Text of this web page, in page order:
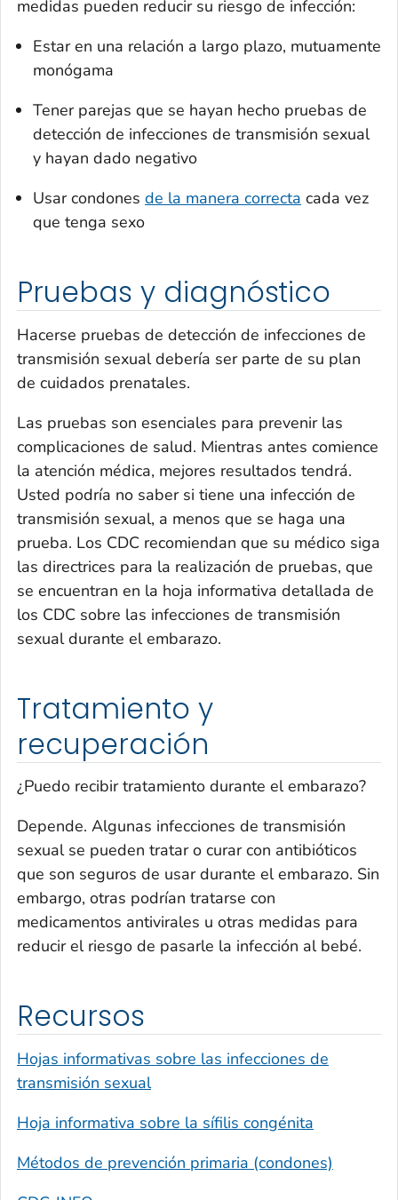
medidas pueden reducir su riesgo de infección:
Estar en una relación a largo plazo, mutuamente
monógama
Tener parejas que se hayan hecho pruebas de
detección de infecciones de transmisión sexual
y hayan dado negativo
Usar condones de la manera correcta cada vez
que tenga sexo
Pruebas y diagnóstico
Hacerse pruebas de detección de infecciones de
transmisión sexual debería ser parte de su plan
de cuidados prenatales.
Las pruebas son esenciales para prevenir las
complicaciones de salud. Mientras antes comience
la atención médica, mejores resultados tendrá.
Usted podría no saber si tiene una infección de
transmisión sexual, a menos que se haga una
prueba. Los CDC recomiendan que su médico siga
las directrices para la realización de pruebas, que
se encuentran en la hoja informativa detallada de
los CDC sobre las infecciones de transmisión
sexual durante el embarazo.
Tratamiento y
recuperación
¿Puedo recibir tratamiento durante el embarazo?
Depende. Algunas infecciones de transmisión
sexual se pueden tratar o curar con antibióticos
que son seguros de usar durante el embarazo. Sin
embargo, otras podrían tratarse con
medicamentos antivirales u otras medidas para
reducir el riesgo de pasarle la infección al bebé.
Recursos
Hojas informativas sobre las infecciones de
transmisión sexual
Hoja informativa sobre la sífilis congénita
Métodos de prevención primaria (condones)